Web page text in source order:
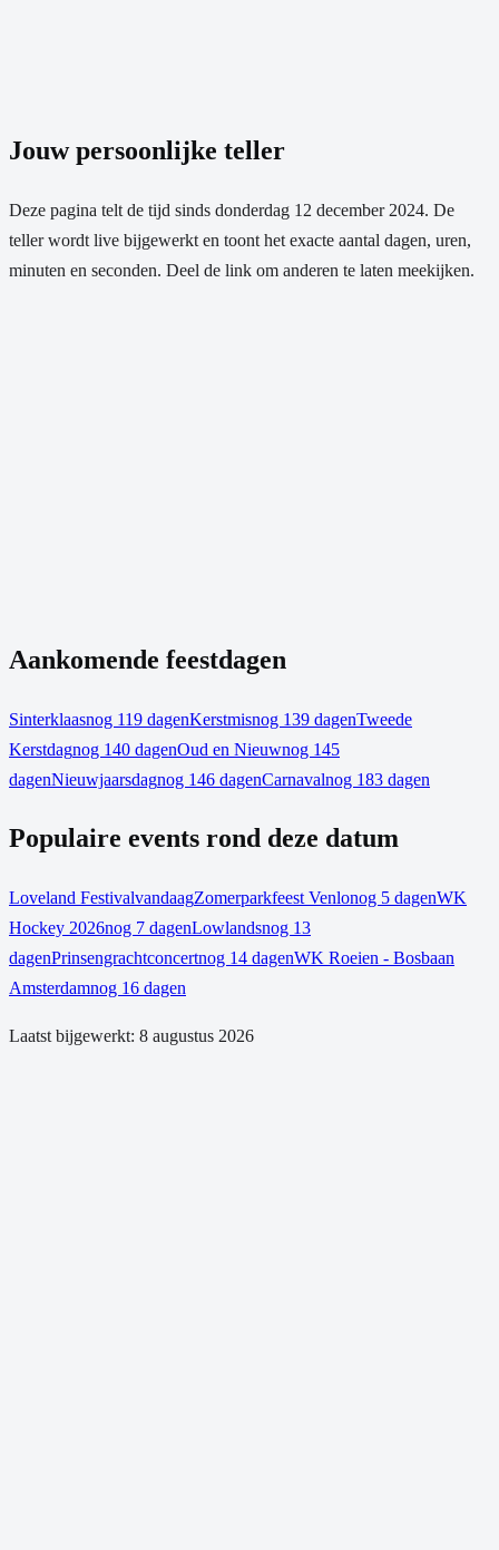
Jouw persoonlijke teller
Deze pagina telt de tijd sinds donderdag 12 december 2024. De
teller wordt live bijgewerkt en toont het exacte aantal dagen, uren,
minuten en seconden. Deel de link om anderen te laten meekijken.
Aankomende feestdagen
Sinterklaasnog 119 dagenKerstmisnog 139 dagenTweede
Kerstdagnog 140 dagenOud en Nieuwnog 145
dagenNieuwjaarsdagnog 146 dagenCarnavalnog 183 dagen
Populaire events rond deze datum
Loveland FestivalvandaagZomerparkfeest Venlonog 5 dagenWK
Hockey 2026nog 7 dagenLowlandsnog 13
dagenPrinsengrachtconcertnog 14 dagenWK Roeien - Bosbaan
Amsterdamnog 16 dagen
Laatst bijgewerkt: 8 augustus 2026